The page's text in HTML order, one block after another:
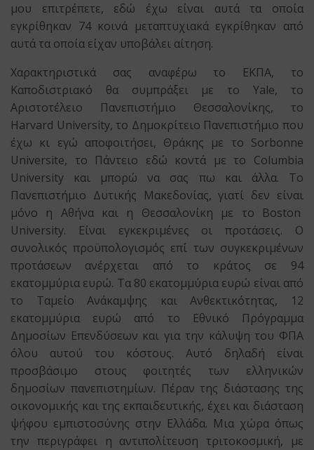
μου επιτρέπετε, εδώ έχω είναι αυτά τα οποία
εγκρίθηκαν 74 κοινά μεταπτυχιακά εγκρίθηκαν από
αυτά τα οποία είχαν υποβάλει αίτηση.
Χαρακτηριστικά σας αναφέρω το ΕΚΠΑ, το
Καποδιστριακό θα συμπράξει με το Yale, το
Αριστοτέλειο Πανεπιστήμιο Θεσσαλονίκης, το
Harvard University, το Δημοκρίτειο Πανεπιστήμιο που
έχω κι εγώ αποφοιτήσει, Θράκης με τo Sorbonne
Universite, το Πάντειο εδώ κοντά με το Columbia
University και μπορώ να σας πω και άλλα. Το
Πανεπιστήμιο Δυτικής Μακεδονίας, γιατί δεν είναι
μόνο η Αθήνα και η Θεσσαλονίκη με το Boston
University. Είναι εγκεκριμένες οι προτάσεις. Ο
συνολικός προϋπολογισμός επί των συγκεκριμένων
προτάσεων ανέρχεται από το κράτος σε 94
εκατομμύρια ευρώ. Τα 80 εκατομμύρια ευρώ είναι από
το Ταμείο Ανάκαμψης και Ανθεκτικότητας, 12
εκατομμύρια ευρώ από το Εθνικό Πρόγραμμα
Δημοσίων Επενδύσεων και για την κάλυψη του ΦΠΑ
όλου αυτού του κόστους. Αυτό δηλαδή είναι
προσβάσιμο στους φοιτητές των ελληνικών
δημοσίων πανεπιστημίων. Πέραν της διάστασης της
οικονομικής και της εκπαιδευτικής, έχει και διάσταση
ψήφου εμπιστοσύνης στην Ελλάδα. Μια χώρα όπως
την περιγράφει η αντιπολίτευση τριτοκοσμική, με